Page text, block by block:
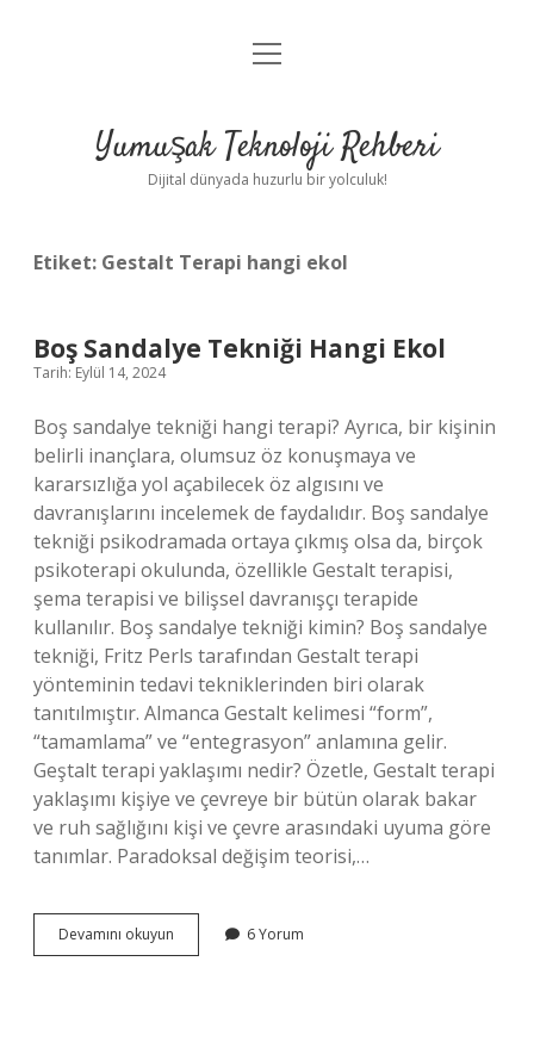
Anasayfa
Yasal Uyarı
menüyü
Yumuşak Teknoloji Rehberi
Dijital dünyada huzurlu bir yolculuk!
Etiket: Gestalt Terapi hangi ekol
Boş Sandalye Tekniği Hangi Ekol
Tarih: Eylül 14, 2024
Boş sandalye tekniği hangi terapi? Ayrıca, bir kişinin
belirli inançlara, olumsuz öz konuşmaya ve
kararsızlığa yol açabilecek öz algısını ve
davranışlarını incelemek de faydalıdır. Boş sandalye
tekniği psikodramada ortaya çıkmış olsa da, birçok
psikoterapi okulunda, özellikle Gestalt terapisi,
şema terapisi ve bilişsel davranışçı terapide
kullanılır. Boş sandalye tekniği kimin? Boş sandalye
tekniği, Fritz Perls tarafından Gestalt terapi
yönteminin tedavi tekniklerinden biri olarak
tanıtılmıştır. Almanca Gestalt kelimesi “form”,
“tamamlama” ve “entegrasyon” anlamına gelir.
Geştalt terapi yaklaşımı nedir? Özetle, Gestalt terapi
yaklaşımı kişiye ve çevreye bir bütün olarak bakar
ve ruh sağlığını kişi ve çevre arasındaki uyuma göre
tanımlar. Paradoksal değişim teorisi,…
Devamını okuyun
Sandalye
6 Yorum